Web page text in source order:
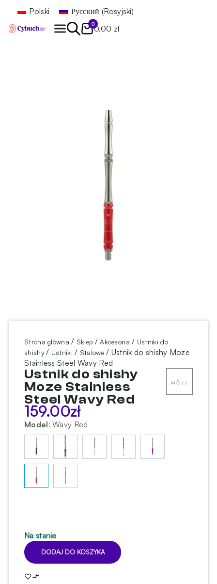
Polski Русский (Rosyjski)
0
0,00 zł
Strona główna / Sklep /Akcesoria / Ustniki do
shishy/ Ustniki / Stalowe/ Ustnik do shishy Moze
Stainless Steel Wavy Red
Ustnik do shishy
Moze Stainless
Steel Wavy Red
159.00zł
Model: Wavy Red
Na stanie
ilość
do
DODAJ DO KOSZYKA